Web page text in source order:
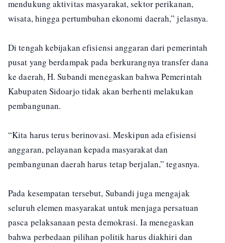
mendukung aktivitas masyarakat, sektor perikanan,
wisata, hingga pertumbuhan ekonomi daerah,” jelasnya.
Di tengah kebijakan efisiensi anggaran dari pemerintah
pusat yang berdampak pada berkurangnya transfer dana
ke daerah, H. Subandi menegaskan bahwa Pemerintah
Kabupaten Sidoarjo tidak akan berhenti melakukan
pembangunan.
“Kita harus terus berinovasi. Meskipun ada efisiensi
anggaran, pelayanan kepada masyarakat dan
pembangunan daerah harus tetap berjalan,” tegasnya.
Pada kesempatan tersebut, Subandi juga mengajak
seluruh elemen masyarakat untuk menjaga persatuan
pasca pelaksanaan pesta demokrasi. Ia menegaskan
bahwa perbedaan pilihan politik harus diakhiri dan